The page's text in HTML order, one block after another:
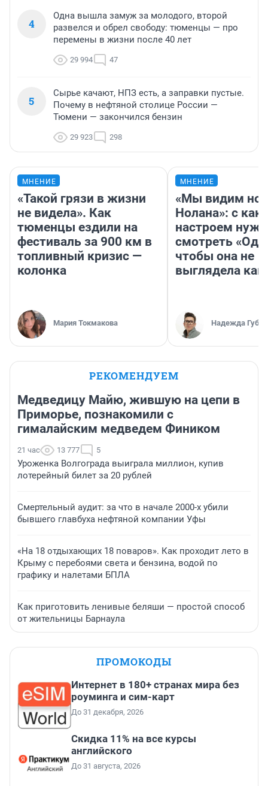
4
Одна вышла замуж за молодого, второй
развелся и обрел свободу: тюменцы — про
перемены в жизни после 40 лет
29 994 47
5
Сырье качают, НПЗ есть, а заправки пустые.
Почему в нефтяной столице России —
Тюмени — закончился бензин
29 923 298
МНЕНИЕ
«Такой грязи в жизни
не видела». Как
тюменцы ездили на
фестиваль за 900 км в
топливный кризис —
колонка
Мария Токмакова
МНЕНИЕ
«Мы видим
Нолана»: с
настроем
смотреть
чтобы она не
выглядела как
Надежда
РЕКОМЕНДУЕМ
Медведицу Майю, жившую на цепи в
Приморье, познакомили с
гималайским медведем Фиником
21 час 13 777 5
Уроженка Волгограда выиграла миллион, купив
лотерейный билет за 20 рублей
Смертельный аудит: за что в начале 2000-х убили
бывшего главбуха нефтяной компании Уфы
«На 18 отдыхающих 18 поваров». Как проходит лето в
Крыму с перебоями света и бензина, водой по
графику и налетами БПЛА
Как приготовить ленивые беляши — простой способ
от жительницы Барнаула
ПРОМОКОДЫ
Интернет в 180+ странах мира без
роуминга и сим-карт
До 31 декабря, 2026
Скидка 11% на все курсы
английского
До 31 августа, 2026